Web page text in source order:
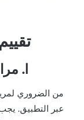
ا.
من الضروري
عبر التطبيق. يجب